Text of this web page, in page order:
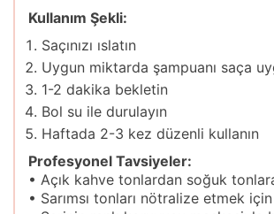
Kullanım Şekli:
Saçınızı ıslatın
Uygun miktarda şampuanı saça
1-2 dakika bekletin
Bol su ile durulayın
Haftada 2-3 kez düzenli kullanın
Profesyonel Tavsiyeler:
• Açık kahve tonlardan soğuk
• Sarımsı tonları nötralize etmek